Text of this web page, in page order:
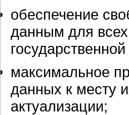
обеспечение
данным для всех
максимальное
данных к месту
актуализации;